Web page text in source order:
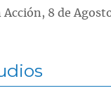
Acción, 8 de